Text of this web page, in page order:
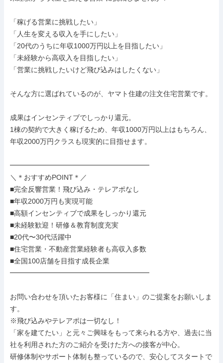
「稼げる営業に挑戦したい」
「人生を変える収入を手にしたい」
「20代のうちに年収1000万円以上を目指したい」
「未経験から高収入を目指したい」
「営業に挑戦したいけど飛び込みはしたくない」
そんな方に選ばれているのが、ヤマト住建の注文住宅営業です。
成果はインセンティブでしっかり還元。
1棟の契約で大きく稼げるため、年収1000万円以上はもちろん、
年収2000万円クラスも現実的に目指せます。
━━━━━━━━━━━━━━━━━━━━
＼＊おすすめPOINT＊／
■完全反響営業！飛び込み・テレアポなし
■年収2000万円も実現可能
■高額インセンティブで成果をしっかり還元
■未経験歓迎！研修＆教育制度充実
■20代〜30代活躍中
■住宅営業・不動産営業経験者も高収入多数
■全国100店舗を目指す成長企業
━━━━━━━━━━━━━━━━━━━━
お問い合わせを頂いたお客様に「住まい」のご提案をお願いしま
す。
※飛び込みやテレアポは一切なし！
「家を建てたい」と元々ご興味をもって来られる方や、過去に当
社を利用された方のご紹介を受けた方への接客が中心。
研修体制やサポート体制も整っているので、安心してスタートで